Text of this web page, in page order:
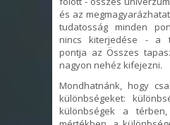
és az
tudatosság minden
nincs kiterjedése - a
pontja az Összes
nagyon nehéz kifejezni.
Mondhatnánk, hogy
különbségeket:
különbségek a